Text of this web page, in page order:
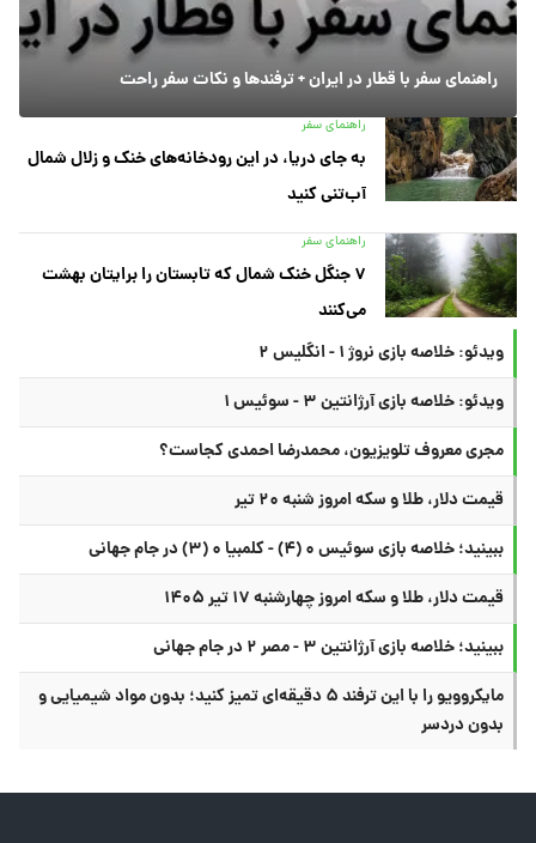
راهنمای سفر با قطار در ایران + ترفندها و نکات سفر راحت
راهنمای سفر
به جای دریا، در این رودخانه‌های خنک و زلال شمال
آب‌تنی کنید
راهنمای سفر
۷ جنگل خنک شمال که تابستان را برایتان بهشت
می‌کنند
ویدئو: خلاصه بازی نروژ ۱ - انگلیس ۲
ویدئو: خلاصه بازی آرژانتین ۳ - سوئیس ۱
مجری معروف تلویزیون، محمدرضا احمدی کجاست؟
قیمت دلار، طلا و سکه امروز شنبه ۲۰ تیر
ببینید؛ خلاصه بازی سوئیس ۰ (۴) - کلمبیا ۰ (۳) در جام جهانی
قیمت دلار، طلا و سکه امروز چهارشنبه ۱۷ تیر ۱۴۰۵
ببینید؛ خلاصه بازی آرژانتین ۳ - مصر ۲ در جام جهانی
مایکروویو را با این ترفند ۵ دقیقه‌ای تمیز کنید؛ بدون مواد شیمیایی و
بدون دردسر